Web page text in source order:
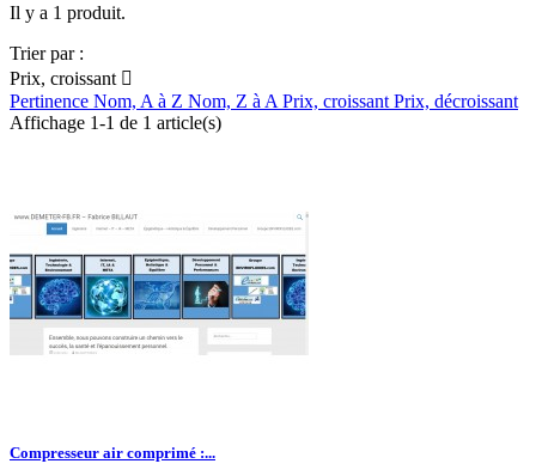
Il y a 1 produit.
Trier par :
Prix, croissant 
Pertinence Nom, A à Z Nom, Z à A Prix, croissant Prix, décroissant
Affichage 1-1 de 1 article(s)
Compresseur air comprimé :...